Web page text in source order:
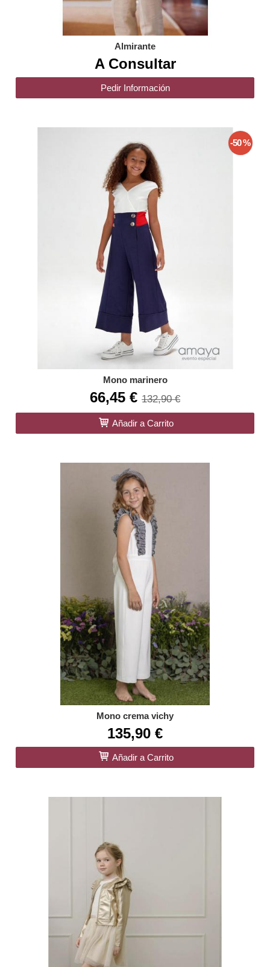
Almirante
A Consultar
Pedir Información
-50 %
Mono marinero
66,45 € 132,90 €
Añadir a Carrito
Mono crema vichy
135,90 €
Añadir a Carrito